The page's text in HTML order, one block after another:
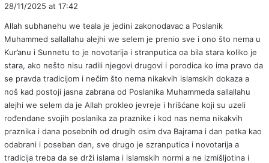
s
:
28/11/2025 at 17:42
Allah subhanehu we teala je jedini zakonodavac a Poslanik
Muhammed sallallahu alejhi we selem je prenio sve i ono što nema u
Kur’anu i Sunnetu to je novotarija i stranputica oa bila stara koliko je
stara, ako nešto nisu radili njegovi drugovi i porodica ko ima pravo da
se pravda tradicijom i nečim što nema nikakvih islamskih dokaza a
noš kad postoji jasna zabrana od Poslanika Muhammeda sallallahu
alejhi we selem da je Allah prokleo jevreje i hrišćane koji su uzeli
rođendane svojih poslanika za praznike i kod nas nema nikakvih
praznika i dana posebnih od drugih osim dva Bajrama i dan petka kao
odabrani i poseban dan, sve drugo je szranputica i novotarija a
tradicija treba da se drži islama i islamskih normi a ne izmišljotina i